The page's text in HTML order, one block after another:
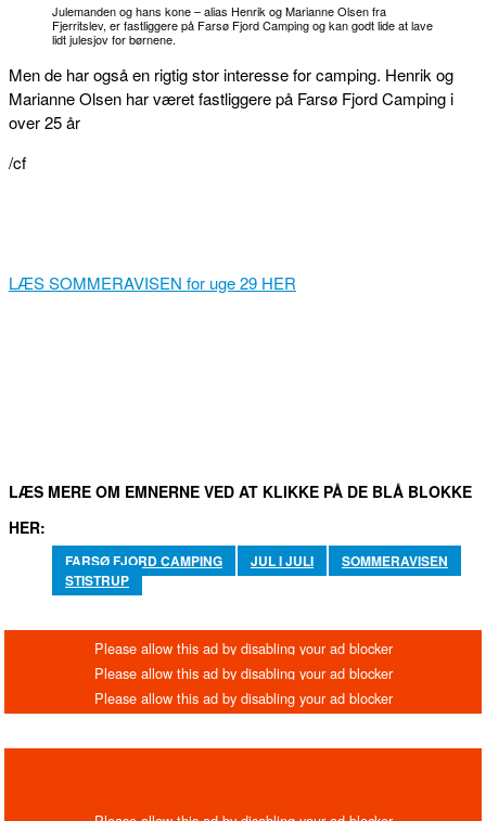
Julemanden og hans kone – alias Henrik og Marianne Olsen fra
Fjerritslev, er fastliggere på Farsø Fjord Camping og kan godt lide at lave
lidt julesjov for børnene.
Men de har også en rigtig stor interesse for camping. Henrik og
Marianne Olsen har været fastliggere på Farsø Fjord Camping i
over 25 år
/cf
LÆS SOMMERAVISEN for uge 29 HER
LÆS MERE OM EMNERNE VED AT KLIKKE PÅ DE BLÅ BLOKKE
HER:
FARSØ FJORD CAMPING JUL I JULI
SOMMERAVISEN
STISTRUP